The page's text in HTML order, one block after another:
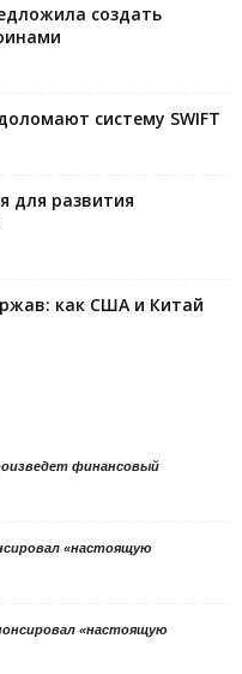
создать
систему SWIFT
для развития
как США и Китай
финансовый
«настоящую
«настоящую